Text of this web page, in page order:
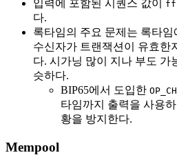
입력에 포함된 시퀀스 값이
다.
록타임의 주요 문제는 록타
수신자가 트랜잭션이 유효한
다. 시가닝 많이 지나 부도 가
슷하다.
BIP65에서 도입한
타임까지 출력을 사용
황을 방지한다.
Mempool